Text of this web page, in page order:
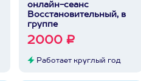
онлайн-сеанс
Восстановительный, в
группе
2000 ₽
Работает круглый год